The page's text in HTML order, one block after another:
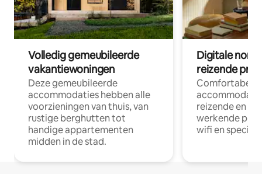
Volledig gemeubileerde
vakantiewoningen
Deze gemeubileerde
accommodaties hebben alle
voorzieningen van thuis, van
rustige berghutten tot
handige appartementen
midden in de stad.
Digitale
reizende
Comfortabele
reizende en
werkende
wifi en